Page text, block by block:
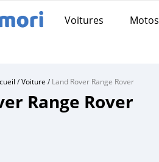
Voitures Motos
/Voiture /Land Rover Range Rover
Range Rover